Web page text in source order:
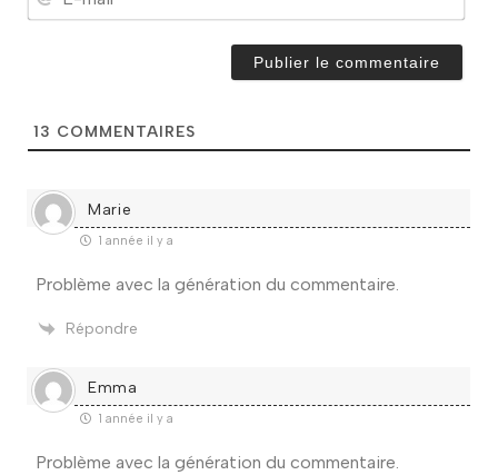
13 COMMENTAIRES
Marie
1 année il y a
Problème avec la génération du commentaire.
Répondre
Emma
1 année il y a
Problème avec la génération du commentaire.